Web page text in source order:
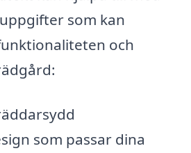
som kan
och
som passar dina